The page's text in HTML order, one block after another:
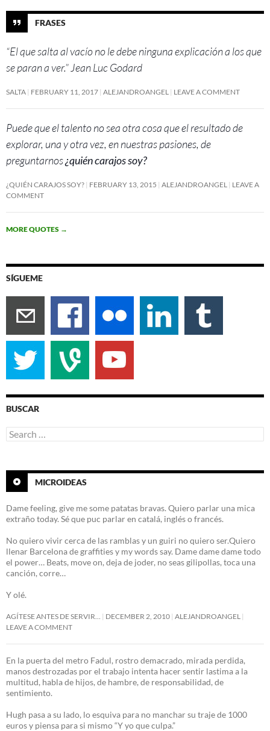
FRASES
“El que salta al vacío no le debe ninguna explicación a los que
se paran a ver.” Jean Luc Godard
SALTA FEBRUARY 11, 2017 ALEJANDROANGEL LEAVE A COMMENT
Puede que el talento no sea otra cosa que el resultado de
explorar, una y otra vez, en nuestras pasiones, de
preguntarnos¿quién carajos soy?
¿QUIÉN CARAJOS SOY? FEBRUARY 13, 2015 ALEJANDROANGEL
LEAVE A
COMMENT
MORE QUOTES →
SÍGUEME
BUSCAR
Search
for:
MICROIDEAS
Dame feeling, give me some patatas bravas. Quiero parlar una mica
extraño today. Sé que puc parlar en catalá, inglés o francés.
No quiero vivir cerca de las ramblas y un guiri no quiero ser.Quiero
llenar Barcelona de graffities y my words say. Dame dame dame todo
el power… Beats, move on, deja de joder, no seas gilipollas, toca una
canción, corre…
Y olé.
AGÍTESE ANTES DE SERVIR… DECEMBER 2, 2010 ALEJANDROANGEL
LEAVE A COMMENT
En la puerta del metro Fadul, rostro demacrado, mirada perdida,
manos destrozadas por el trabajo intenta hacer sentir lastima a la
multitud, habla de hijos, de hambre, de responsabilidad, de
sentimiento.
Hugh pasa a su lado, lo esquiva para no manchar su traje de 1000
euros y piensa para si mismo “Y yo que culpa.”